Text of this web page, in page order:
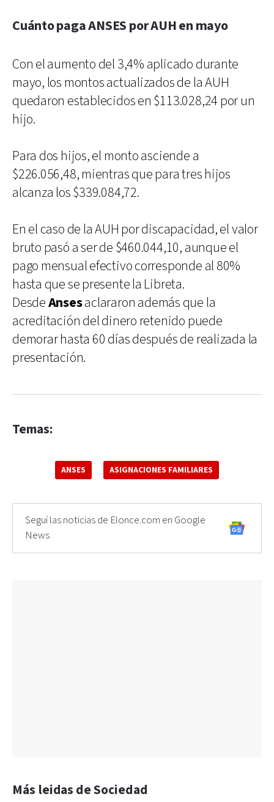
Cuánto paga ANSES por AUH en mayo
Con el aumento del 3,4% aplicado durante
mayo, los montos actualizados de la AUH
quedaron establecidos en $113.028,24 por un
hijo.
Para dos hijos, el monto asciende a
$226.056,48, mientras que para tres hijos
alcanza los $339.084,72.
En el caso de la AUH por discapacidad, el valor
bruto pasó a ser de $460.044,10, aunque el
pago mensual efectivo corresponde al 80%
hasta que se presente la Libreta.
DesdeAnsesaclararon además que la
acreditación del dinero retenido puede
demorar hasta 60 días después de realizada la
presentación.
Temas:
ANSES ASIGNACIONES FAMILIARES
Seguí las noticias de Elonce.com en Google
News
Más leidas de Sociedad